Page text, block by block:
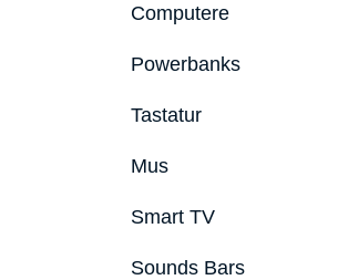
Computere
Powerbanks
Tastatur
Mus
Smart TV
Sounds Bars